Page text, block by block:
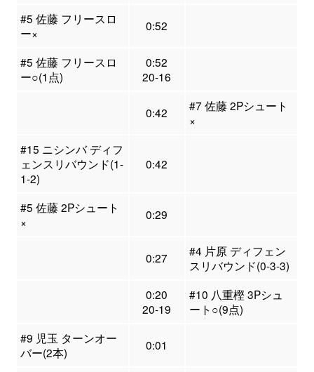
#5 佐藤 フリースロ
ー×
0:52
#5 佐藤 フリースロ
ー○(1点)
0:52
20-16
0:42
#7 佐藤 2Pシュート
×
#15 ニシンバ ディフ
ェンスリバウンド(1-
1-2)
0:42
#5 佐藤 2Pシュート
×
0:29
0:27
#4 片原 ディフェン
スリバウンド(0-3-3)
0:20
20-19
#10 八重樫 3Pシュ
ート○(9点)
#9 児玉 ターンオー
バー(2本)
0:01